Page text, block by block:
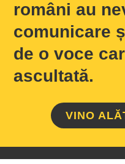
români au
comunicare
de o voce
ascultată.
VINO